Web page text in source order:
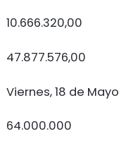
10.666.320,00
47.877.576,00
Viernes, 18 de Mayo
64.000.000